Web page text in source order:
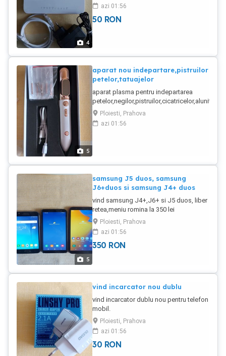
4
azi 01:56
50 RON
5
aparat nou indepartare,pistruilor
petelor,tatuajelor
aparat plasma pentru indepartarea
pleoape,ecranLCD,9
lei.
Ploiesti, Prahova
azi 01:56
5
samsung J5 duos, samsung
J6+duos si samsung J4+ duos
vind samsung J4+,J6+ si J5 duos, liber
retea,meniu romina la 350 lei
bucata.Stare foarte buna de functionare
cit si estetica.
Ploiesti, Prahova
azi 01:56
350 RON
vind incarcator nou dublu
vind incarcator dublu nou pentru telefon
mobil.
Ploiesti, Prahova
azi 01:56
30 RON